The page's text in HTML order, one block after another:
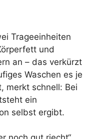
Trageeinheiten
und
an – das verkürzt
Waschen es je
merkt schnell: Bei
ein
selbst ergibt.